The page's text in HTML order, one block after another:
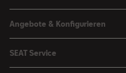
Ibiza
Leon Sportstourer
Angebote & Konfigurieren
Angebote
SEAT Service